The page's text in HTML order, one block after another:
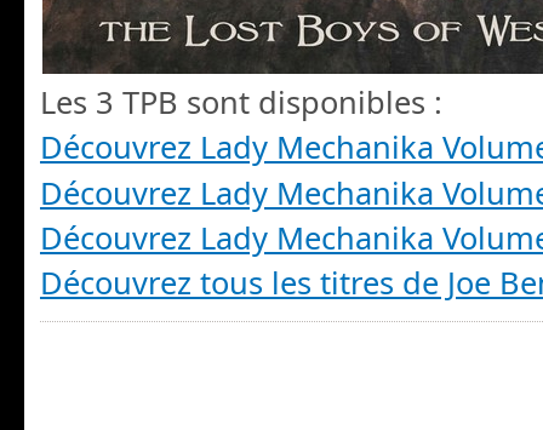
Les 3 TPB sont disponibles :
Découvrez Lady Mechanika
Découvrez Lady Mechanika
Découvrez Lady Mechanika
Découvrez tous les titres de Joe